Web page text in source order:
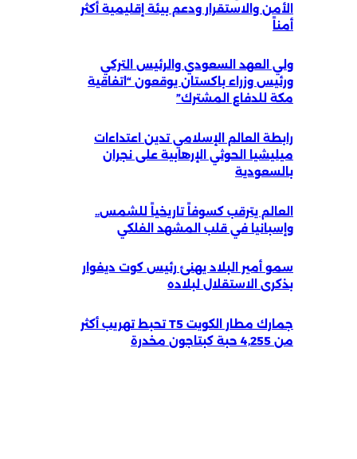
الأمن والاستقرار ودعم بيئة إقليمية أكثر
أمناً
ولي العهد السعودي والرئيس التركي
ورئيس وزراء باكستان يوقعون “اتفاقية
مكة للدفاع المشترك”
رابطة العالم الإسلامي تدين اعتداءات
ميليشيا الحوثي الإرهابية على نجران
بالسعودية
العالم يترقب كسوفاً تاريخياً للشمس..
وإسبانيا في قلب المشهد الفلكي
سمو أمير البلاد يهنئ رئيس كوت ديفوار
بذكرى الاستقلال لبلاده
جمارك مطار الكويت T5 تحبط تهريب أكثر
من 4,255 حبة كبتاجون مخدرة